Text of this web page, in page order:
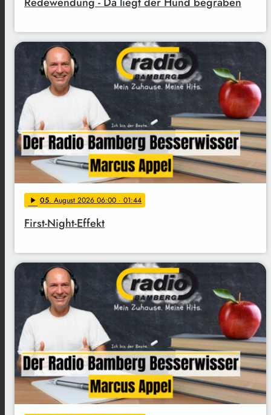
play_arrow 05. August 2026 06:00 · 01:44
First-Night-Effekt